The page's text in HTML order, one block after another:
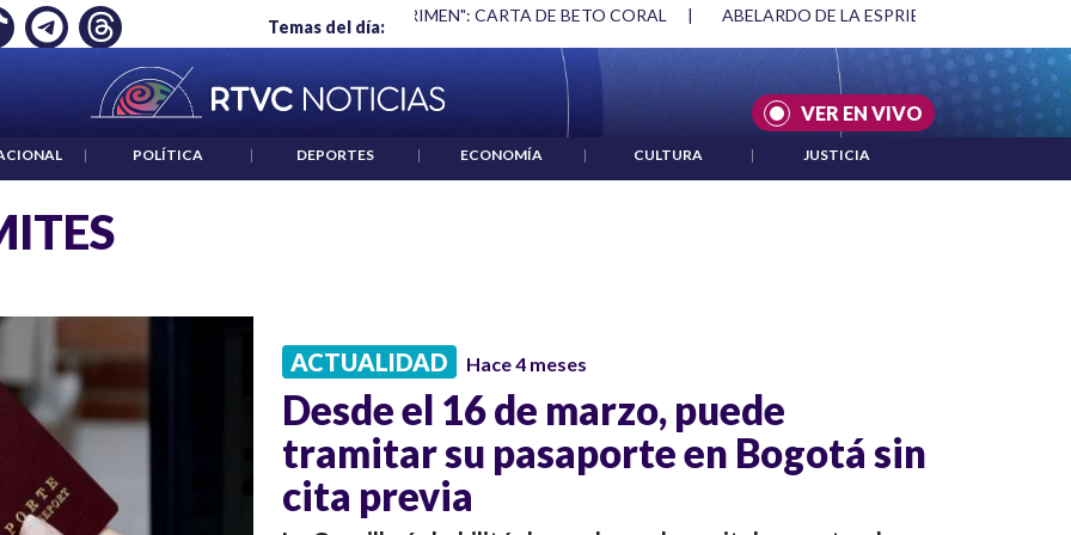
Temas del día:
EMPLEO: JP MORGAN "HABLAR NO ES UN CRIMEN": CARTA DE BETO CORAL | ABELARDO DE LA ESPRIELLA Y DMG
VER EN VIVO
| POLÍTICA | DEPORTES | ECONOMÍA | CULTURA | JUSTICIA
ACTUALIDAD Hace 4 meses
Desde el 16 de marzo, puede
tramitar su pasaporte en Bogotá sin
cita previa